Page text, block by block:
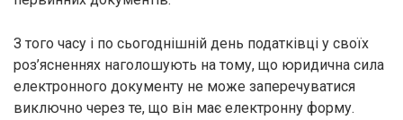
З того часу і по сьогоднішній день податківці у своїх
роз’ясненнях наголошують на тому, що юридична сила
електронного документу не може заперечуватися
виключно через те, що він має електронну форму.